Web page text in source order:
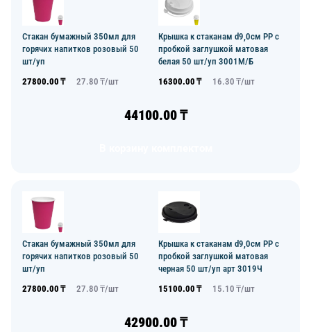
Стакан бумажный 350мл для
горячих напитков розовый 50
шт/уп
27800.00 ₸ 27.80 ₸/шт
Крышка к стаканам d9,0см PP с
пробкой заглушкой матовая
белая 50 шт/уп 3001М/Б
16300.00 ₸ 16.30 ₸/шт
44100.00₸
Стакан бумажный 350мл для
горячих напитков розовый 50
шт/уп
27800.00 ₸ 27.80 ₸/шт
Крышка к стаканам d9,0см PP с
пробкой заглушкой матовая
черная 50 шт/уп арт 3019Ч
15100.00 ₸ 15.10 ₸/шт
42900.00₸